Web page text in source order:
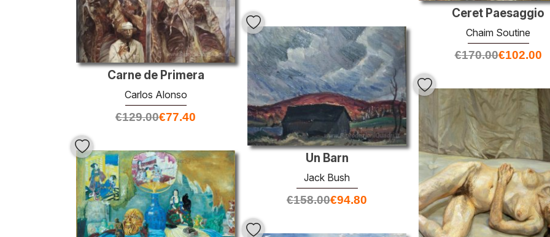
Ceret Paesaggio
Chaim Soutine
€170.00€102.00
Carne de Primera
Carlos Alonso
€129.00€77.40
Un Barn
Jack Bush
€158.00€94.80